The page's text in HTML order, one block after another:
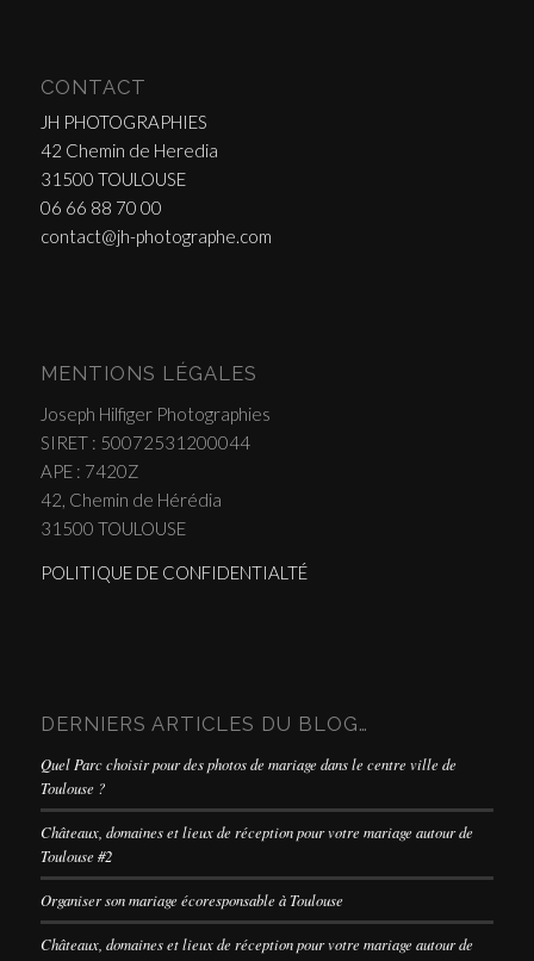
CONTACT
JH PHOTOGRAPHIES
42 Chemin de Heredia
31500 TOULOUSE
06 66 88 70 00
contact@jh-photographe.com
MENTIONS LÉGALES
Joseph Hilfiger Photographies
SIRET : 50072531200044
APE : 7420Z
42, Chemin de Hérédia
31500 TOULOUSE
POLITIQUE DE CONFIDENTIALTÉ
DERNIERS ARTICLES DU BLOG…
Quel Parc choisir pour des photos de mariage dans le centre ville de
Toulouse ?
Châteaux, domaines et lieux de réception pour votre mariage autour de
Toulouse #2
Organiser son mariage écoresponsable à Toulouse
Châteaux, domaines et lieux de réception pour votre mariage autour de